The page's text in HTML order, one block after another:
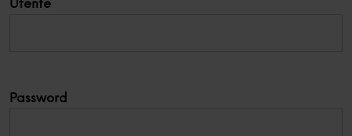
Utente
Password